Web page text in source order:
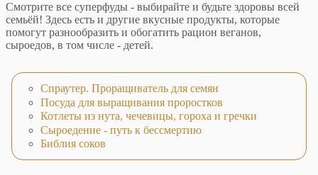
Смотрите все суперфуды - выбирайте и будьте здоровы всей
семьёй! Здесь есть и другие вкусные продукты, которые
помогут разнообразить и обогатить рацион веганов,
сыроедов, в том числе - детей.
Спраутер. Проращиватель для семян
Посуда для выращивания проростков
Котлеты из нута, чечевицы, гороха и гречки
Сыроедение - путь к бессмертию
Библия соков